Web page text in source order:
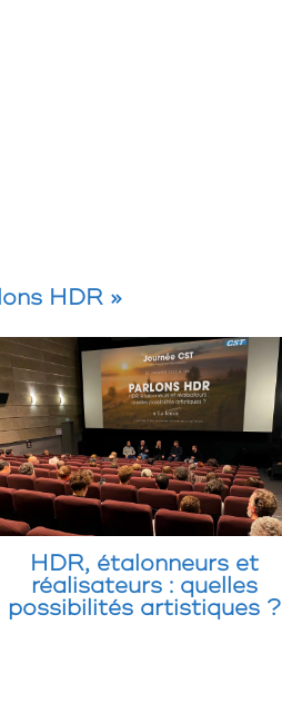
HDR »
HDR, étalonneurs et
réalisateurs : quelles
possibilités artistiques ?